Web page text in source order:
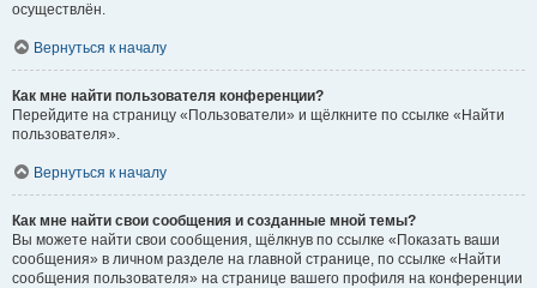
осуществлён.
Вернуться к началу
Как мне найти пользователя конференции?
Перейдите на страницу «Пользователи» и щёлкните по ссылке «Найти
пользователя».
Вернуться к началу
Как мне найти свои сообщения и созданные мной темы?
Вы можете найти свои сообщения, щёлкнув по ссылке «Показать ваши
сообщения» в личном разделе на главной странице, по ссылке «Найти
сообщения пользователя» на странице вашего профиля на конференции